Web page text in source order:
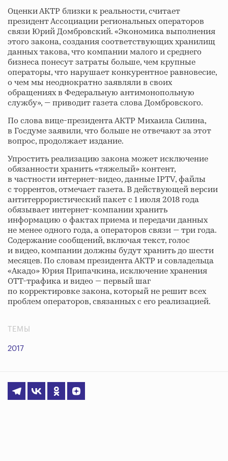
Оценки АКТР близки к реальности, считает
президент Ассоциации региональных операторов
связи Юрий Домбровский. «Экономика выполнения
этого закона, создания соответствующих хранилищ
данных такова, что компании малого и среднего
бизнеса понесут затраты больше, чем крупные
операторы, что нарушает конкурентное равновесие,
о чем мы неоднократно заявляли в своих
обращениях в Федеральную антимонопольную
службу», — приводит газета слова Домбровского.
По слова вице-президента АКТР Михаила Силина,
в Госдуме заявили, что больше не отвечают за этот
вопрос, продолжает издание.
Упростить реализацию закона может исключение
обязанности хранить «тяжелый» контент,
в частности интернет-видео, данные IPTV, файлы
с торрентов, отмечает газета. В действующей версии
антитеррористический пакет с 1 июля 2018 года
обязывает интернет-компании хранить
информацию о фактах приема и передачи данных
не менее одного года, а операторов связи — три года.
Содержание сообщений, включая текст, голос
и видео, компании должны будут хранить до шести
месяцев. По словам президента АКТР и совладельца
«Акадо» Юрия Припачкина, исключение хранения
ОТТ-трафика и видео — первый шаг
по корректировке закона, который не решит всех
проблем операторов, связанных с его реализацией.
ТЕМЫ
2017